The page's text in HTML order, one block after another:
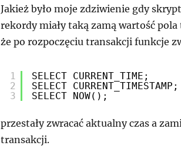
Jakież było moje zdziwienie gdy
rekordy miały taką zamą wartość pola
że po rozpoczęciu transakcji funkcje
1
2
3
SELECT CURRENT_TIME;
SELECT CURRENT_TIMESTAMP;
SELECT NOW();
przestały zwracać aktualny czas a
transakcji.